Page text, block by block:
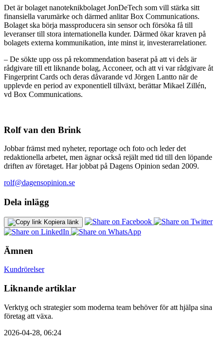
Det är bolaget nanoteknikbolaget JonDeTech som vill stärka sitt
finansiella varumärke och därmed anlitar Box Communications.
Bolaget ska börja massproducera sin sensor och försöka få till
leveranser till stora internationella kunder. Därmed ökar kraven på
bolagets externa kommunikation, inte minst ir, investerarrelationer.
– De sökte upp oss på rekommendation baserat på att vi dels är
rådgivare till ett liknande bolag, Acconeer, och att vi var rådgivare åt
Fingerprint Cards och deras dåvarande vd Jörgen Lantto när de
upplevde en period av exponentiell tillväxt, berättar Mikael Zillén,
vd Box Communications.
Rolf van den Brink
Jobbar främst med nyheter, reportage och foto och leder det
redaktionella arbetet, men ägnar också rejält med tid till den löpande
driften av företaget. Har jobbat på Dagens Opinion sedan 2009.
rolf@dagensopinion.se
Dela inlägg
Kopiera länk
Ämnen
Kundrörelser
Liknande artiklar
Verktyg och strategier som moderna team behöver för att hjälpa sina
företag att växa.
2026-04-28, 06:24